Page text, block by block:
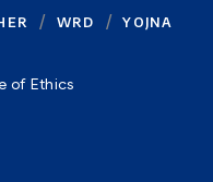
WRD
YOJNA
of Ethics